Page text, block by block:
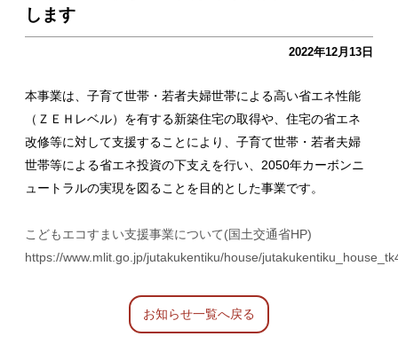
します
2022年12月13日
本事業は、子育て世帯・若者夫婦世帯による高い省エネ性能
（ＺＥＨレベル）を有する新築住宅の取得や、住宅の省エネ
改修等に対して支援することにより、子育て世帯・若者夫婦
世帯等による省エネ投資の下支えを行い、2050年カーボンニ
ュートラルの実現を図ることを目的とした事業です。
こどもエコすまい支援事業について(国土交通省HP)
https://www.mlit.go.jp/jutakukentiku/house/
お知らせ一覧へ戻る